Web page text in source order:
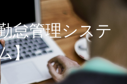
怠管理システ
】